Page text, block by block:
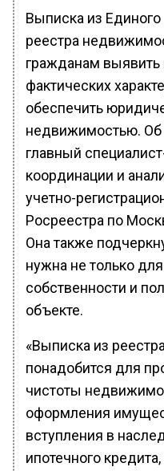
Выписка из Единого
реестра
гражданам выявить
фактических
обеспечить
недвижимостью. Об
главный
координации и
учетно-
Росреестра по
Она также
нужна не только
собственности и
объекте.
«Выписка из
понадобится для
чистоты
оформления
вступления в
ипотечного